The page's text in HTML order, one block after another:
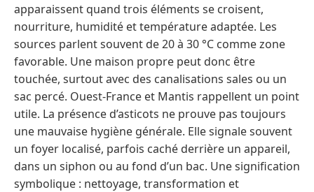
apparaissent quand trois éléments se croisent,
nourriture, humidité et température adaptée. Les
sources parlent souvent de 20 à 30 °C comme zone
favorable. Une maison propre peut donc être
touchée, surtout avec des canalisations sales ou un
sac percé. Ouest-France et Mantis rappellent un point
utile. La présence d’asticots ne prouve pas toujours
une mauvaise hygiène générale. Elle signale souvent
un foyer localisé, parfois caché derrière un appareil,
dans un siphon ou au fond d’un bac. Une signification
symbolique : nettoyage, transformation et